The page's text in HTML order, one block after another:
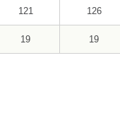
121 126
19 19